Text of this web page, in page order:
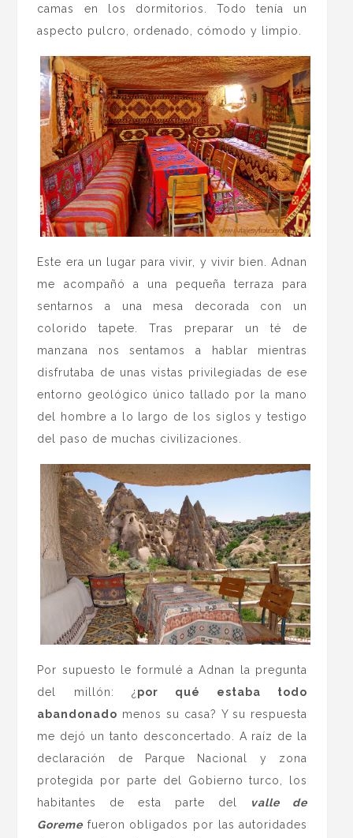
camas en los dormitorios. Todo tenía un
aspecto pulcro, ordenado, cómodo y limpio.
Este era un lugar para vivir, y vivir bien. Adnan
me acompañó a una pequeña terraza para
sentarnos a una mesa decorada con un
colorido tapete. Tras preparar un té de
manzana nos sentamos a hablar mientras
disfrutaba de unas vistas privilegiadas de ese
entorno geológico único tallado por la mano
del hombre a lo largo de los siglos y testigo
del paso de muchas civilizaciones.
Por supuesto le formulé a Adnan la pregunta
del millón: ¿ por qué estaba todo
abandonado menos su casa? Y su respuesta
me dejó un tanto desconcertado. A raíz de la
declaración de Parque Nacional y zona
protegida por parte del Gobierno turco, los
habitantes de esta parte del
valle de
Goreme fueron obligados por las autoridades